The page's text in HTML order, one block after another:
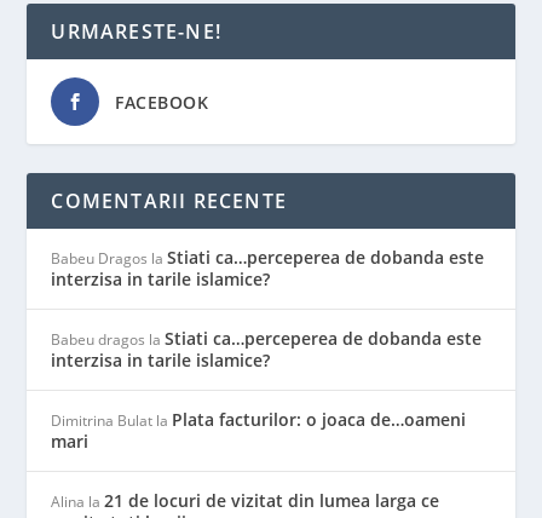
URMARESTE-NE!
FACEBOOK
COMENTARII RECENTE
Babeu Dragos laStiati ca…perceperea de dobanda este
interzisa in tarile islamice?
Babeu dragos laStiati ca…perceperea de dobanda este
interzisa in tarile islamice?
Dimitrina Bulat la Plata facturilor: o joaca de…oameni
mari
Alina la21 de locuri de vizitat din lumea larga ce